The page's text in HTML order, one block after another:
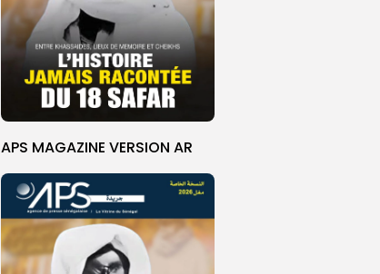
APS MAGAZINE VERSION AR